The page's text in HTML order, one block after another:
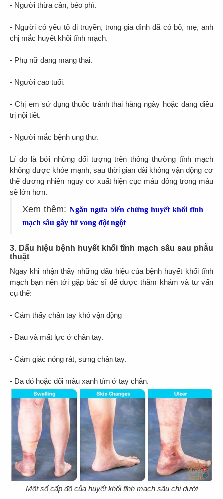
- Người thừa cân, béo phì.
- Người có yếu tố di truyền, trong gia đình đã có bố, mẹ, anh
chị mắc huyết khối tĩnh mạch.
- Phụ nữ đang mang thai.
- Người cao tuổi.
- Chị em sử dụng thuốc tránh thai hàng ngày hoặc đang điều
trị nội tiết.
- Người mắc bệnh ung thư.
Lí do là bởi những đối tượng trên thông thường tĩnh mạch
không được khỏe mạnh, sau thời gian dài không vận động cơ
thể đương nhiên nguy cơ xuất hiện cục máu đông trong máu
sẽ lớn hơn.
Xem thêm: Ngăn ngừa biến chứng huyết khối tĩnh
mạch sâu gây tử vong đột ngột
3. Dấu hiệu bệnh huyết khối tĩnh mạch sâu sau phẫu
thuật
Ngay khi nhận thấy những dấu hiệu của bệnh huyết khối tĩnh
mạch bạn nên tới gặp bác sĩ để được thăm khám và tư vấn
cụ thể:
- Cảm thấy chân tay khó vận động
- Đau và mất lực ở chân tay.
- Cảm giác nóng rát, sưng chân tay.
- Da đỏ hoặc đổi màu xanh tím ở tay chân.
Một số cấp độ của huyết khối tĩnh mạch sâu chi dưới